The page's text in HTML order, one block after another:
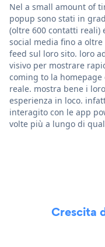
Nel a small amount of
popup sono stati in
(oltre 600 contatti reali)
social media fino a
feed sul loro sito. loro
visivo per mostrare
coming to la
reale. mostra bene i
esperienza in loco.
interagito con le app
volte più a lungo di
Crescita